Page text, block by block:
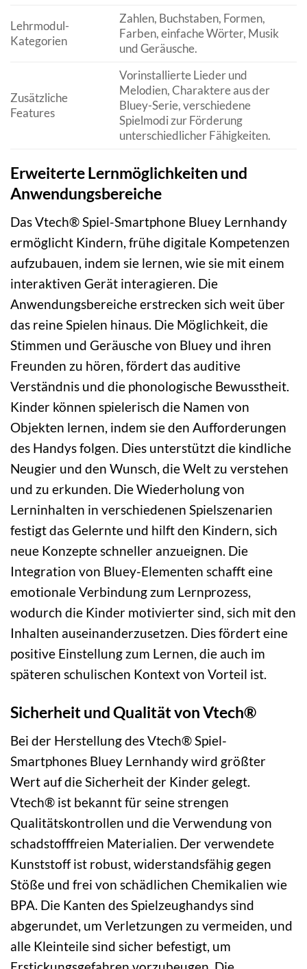
Lehrmodul-
Kategorien
Zahlen, Buchstaben, Formen,
Farben, einfache Wörter, Musik
und Geräusche.
Zusätzliche
Features
Vorinstallierte Lieder und
Melodien, Charaktere aus der
Bluey-Serie, verschiedene
Spielmodi zur Förderung
unterschiedlicher Fähigkeiten.
Erweiterte Lernmöglichkeiten und
Anwendungsbereiche
Das Vtech® Spiel-Smartphone Bluey Lernhandy
ermöglicht Kindern, frühe digitale Kompetenzen
aufzubauen, indem sie lernen, wie sie mit einem
interaktiven Gerät interagieren. Die
Anwendungsbereiche erstrecken sich weit über
das reine Spielen hinaus. Die Möglichkeit, die
Stimmen und Geräusche von Bluey und ihren
Freunden zu hören, fördert das auditive
Verständnis und die phonologische Bewusstheit.
Kinder können spielerisch die Namen von
Objekten lernen, indem sie den Aufforderungen
des Handys folgen. Dies unterstützt die kindliche
Neugier und den Wunsch, die Welt zu verstehen
und zu erkunden. Die Wiederholung von
Lerninhalten in verschiedenen Spielszenarien
festigt das Gelernte und hilft den Kindern, sich
neue Konzepte schneller anzueignen. Die
Integration von Bluey-Elementen schafft eine
emotionale Verbindung zum Lernprozess,
wodurch die Kinder motivierter sind, sich mit den
Inhalten auseinanderzusetzen. Dies fördert eine
positive Einstellung zum Lernen, die auch im
späteren schulischen Kontext von Vorteil ist.
Sicherheit und Qualität von Vtech®
Bei der Herstellung des Vtech® Spiel-
Smartphones Bluey Lernhandy wird größter
Wert auf die Sicherheit der Kinder gelegt.
Vtech® ist bekannt für seine strengen
Qualitätskontrollen und die Verwendung von
schadstofffreien Materialien. Der verwendete
Kunststoff ist robust, widerstandsfähig gegen
Stöße und frei von schädlichen Chemikalien wie
BPA. Die Kanten des Spielzeughandys sind
abgerundet, um Verletzungen zu vermeiden, und
alle Kleinteile sind sicher befestigt, um